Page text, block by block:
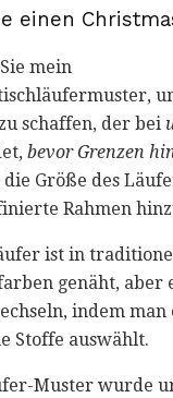
einen
mein
schaffen, der bei
bevor Grenzen
Größe des
Rahmen
ist in
genäht, aber
indem man
Stoffe auswählt.
Muster wurde